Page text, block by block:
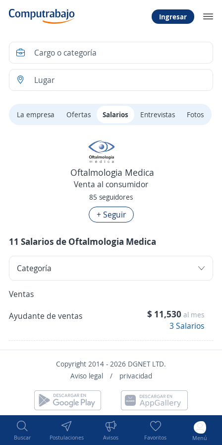
Ingresar
Buscar Postulaciones Avisos Favoritos Menú
La empresa Ofertas Salarios Entrevistas Fotos
Oftalmologia Medica
Venta al consumidor
85 seguidores
+ Seguir
11 Salarios de Oftalmologia Medica
Ventas
Ayudante de ventas
$ 11,530 al mes
3 Salarios
Copyright 2014 - 2026 DGNET LTD.
Aviso legal
/ privacidad